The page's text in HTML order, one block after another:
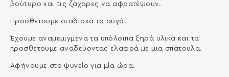
βούτυρο και τις ζάχαρες να αφρατέψουν.
Προσθέτουμε σταδιακά τα αυγά.
Έχουμε αναμεμιγμένα τα υπόλοιπα ξηρά υλικά και τα
προσθέτουμε αναδεύοντας ελαφρά με μια σπάτουλα.
Αφήνουμε στο ψυγείο για μία ώρα.